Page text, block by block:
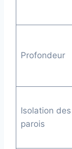
Profondeur
Isolation des
parois